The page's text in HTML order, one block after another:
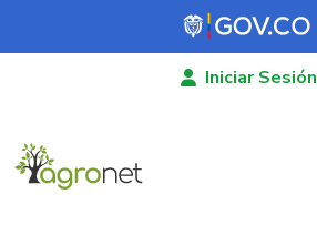
Pasar al contenido principal
Iniciar Sesión